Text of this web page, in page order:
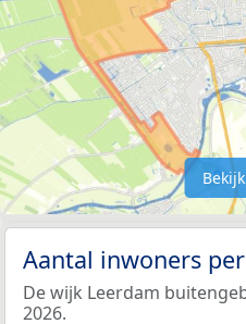
Aantal inwoners
De wijk Leerdam
2026.